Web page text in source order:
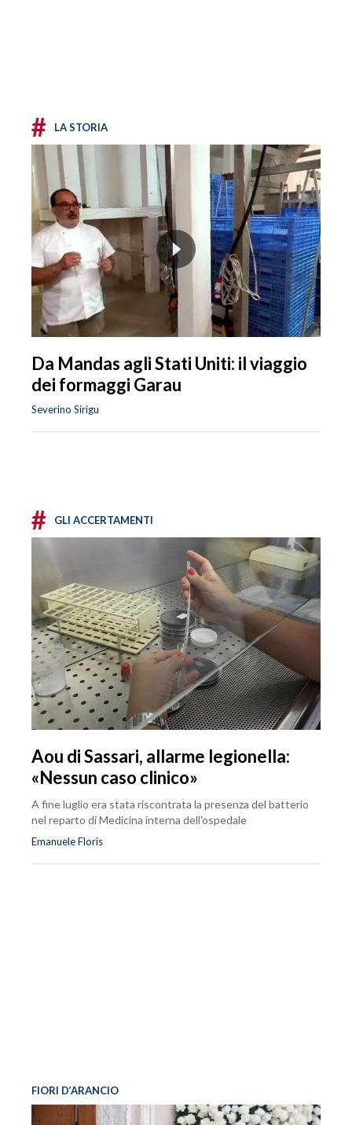
# LA STORIA
Da Mandas agli Stati Uniti: il viaggio
dei formaggi Garau
Severino Sirigu
# GLI ACCERTAMENTI
Aou di Sassari, allarme legionella:
«Nessun caso clinico»
A fine luglio era stata riscontrata la presenza del batterio
nel reparto di Medicina interna dell'ospedale
Emanuele Floris
FIORI D’ARANCIO